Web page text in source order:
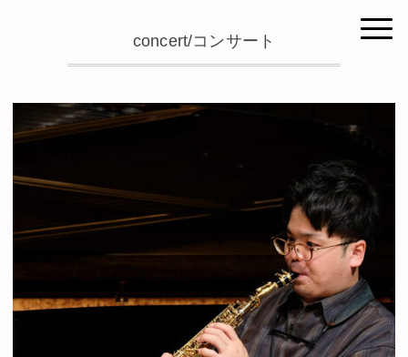
concert/コンサート